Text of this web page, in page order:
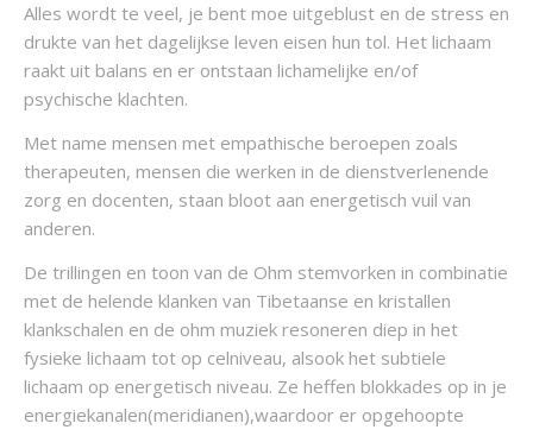
Alles wordt te veel, je bent moe uitgeblust en de stress en
drukte van het dagelijkse leven eisen hun tol. Het lichaam
raakt uit balans en er ontstaan lichamelijke en/of
psychische klachten.
Met name mensen met empathische beroepen zoals
therapeuten, mensen die werken in de dienstverlenende
zorg en docenten, staan bloot aan energetisch vuil van
anderen.
De trillingen en toon van de Ohm stemvorken in combinatie
met de helende klanken van Tibetaanse en kristallen
klankschalen en de ohm muziek resoneren diep in het
fysieke lichaam tot op celniveau, alsook het subtiele
lichaam op energetisch niveau. Ze heffen blokkades op in je
energiekanalen(meridianen),waardoor er opgehoopte